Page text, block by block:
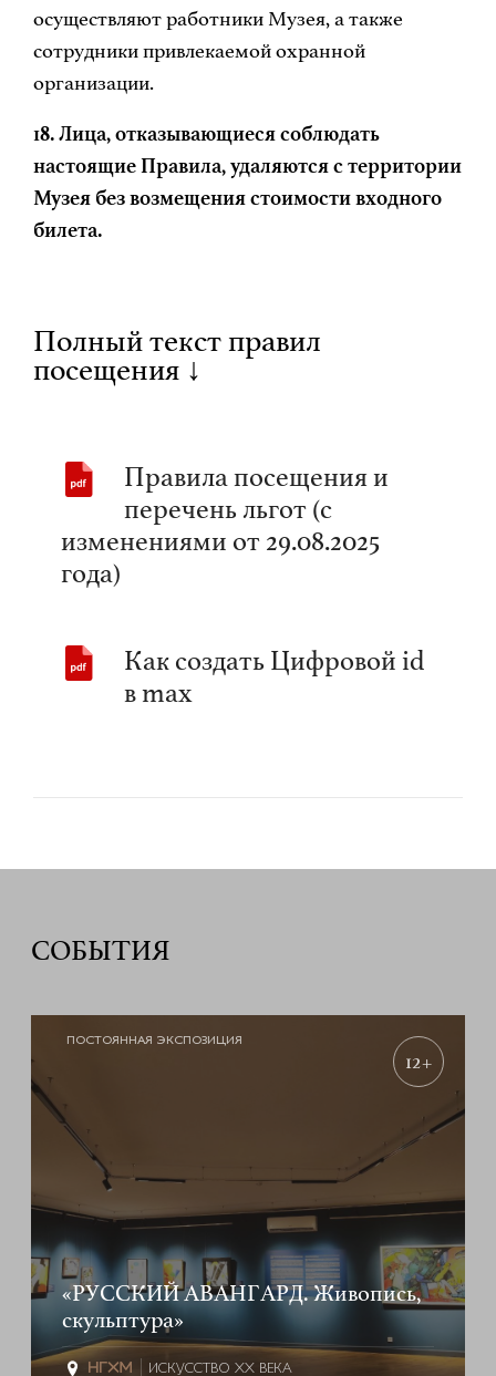
осуществляют работники Музея, а также
сотрудники привлекаемой охранной
организации.
18. Лица, отказывающиеся соблюдать
настоящие Правила, удаляются с территории
Музея без возмещения стоимости входного
билета.
Полный текст правил
посещения ↓
Правила посещения и
перечень льгот (с
изменениями от 29.08.2025
года)
Как создать Цифровой id
в max
СОБЫТИЯ
ПОСТОЯННАЯ ЭКСПОЗИЦИЯ
12+
«РУССКИЙ АВАНГАРД. Живопись,
скульптура»
ИСКУССТВО XX ВЕКА